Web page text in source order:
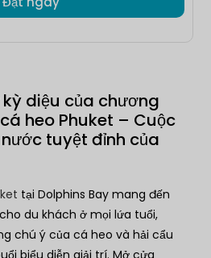
diệu của chương
heo Phuket – Cuộc
tuyệt đỉnh của
tại Dolphins Bay mang đến
du khách ở mọi lứa tuổi,
chú ý của cá heo và hải cẩu